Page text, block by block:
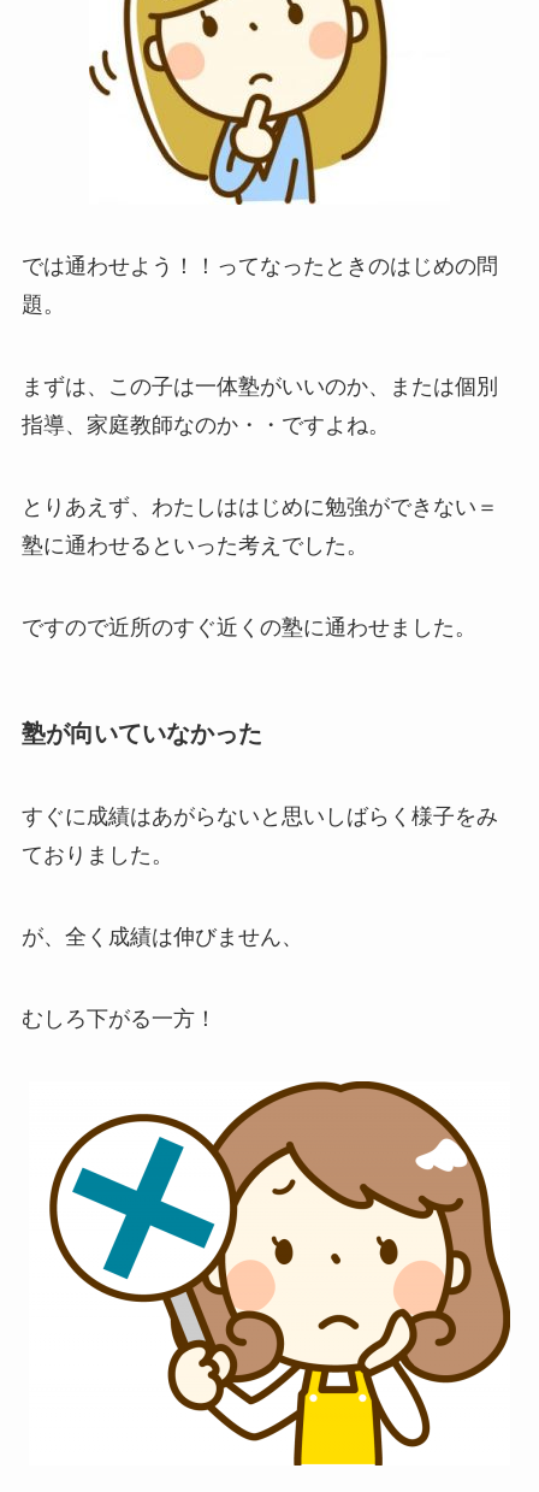
では通わせよう！！ってなったときのはじめの問
題。
まずは、この子は一体塾がいいのか、または個別
指導、家庭教師なのか・・ですよね。
とりあえず、わたしははじめに勉強ができない＝
塾に通わせるといった考えでした。
ですので近所のすぐ近くの塾に通わせました。
塾が向いていなかった
すぐに成績はあがらないと思いしばらく様子をみ
ておりました。
が、全く成績は伸びません、
むしろ下がる一方！